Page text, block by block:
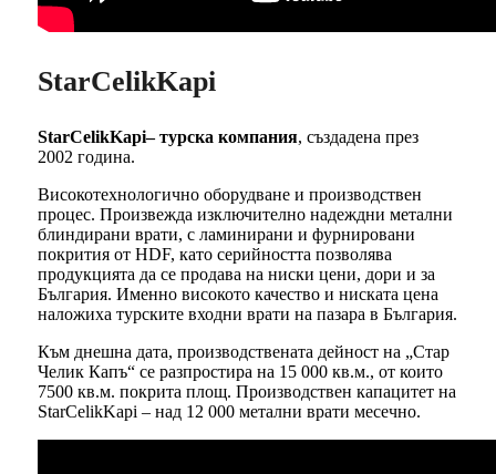
StarCelikKapi
StarCelikKapi– турска компания, създадена през
2002 година.
Високотехнологично оборудване и производствен
процес. Произвежда изключително надеждни метални
блиндирани врати, с ламинирани и фурнировани
покрития от HDF, като серийността позволява
продукцията да се продава на ниски цени, дори и за
България. Именно високото качество и ниската цена
наложиха турските входни врати на пазара в България.
Към днешна дата, производствената дейност на „Стар
Челик Капъ“ се разпростира на 15 000 кв.м., от които
7500 кв.м. покрита площ. Производствен капацитет на
StarCelikKapi – над 12 000 метални врати месечно.